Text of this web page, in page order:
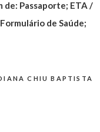
de: Passaporte; ETA /
de Saúde;
CHIU BAPTISTA